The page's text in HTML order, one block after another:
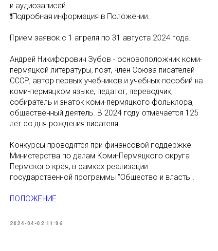
и аудиозаписей.
❗Подробная информация в Положении.
Прием заявок с 1 апреля по 31 августа 2024 года.
Андрей Никифорович Зубов - основоположник коми-
пермяцкой литературы, поэт, член Союза писателей
СССР, автор первых учебников и учебных пособий на
коми-пермяцком языке, педагог, переводчик,
собиратель и знаток коми-пермяцкого фольклора,
общественный деятель. В 2024 году отмечается 125
лет со дня рождения писателя.
Конкурсы проводятся при финансовой поддержке
Министерства по делам Коми-Пермяцкого округа
Пермского края, в рамках реализации
государственной программы "Общество и власть".
ПОЛОЖЕНИЕ
2024-04-02 11:06